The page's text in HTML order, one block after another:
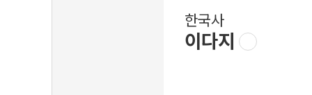
한국사
이다지